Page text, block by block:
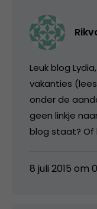
Leuk blog
vakanties
onder de
geen linkje
blog staat? Of
8 juli 2015 om